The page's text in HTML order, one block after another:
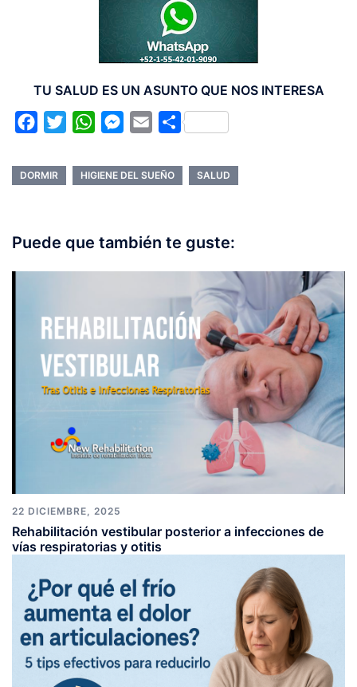
TU SALUD ES UN ASUNTO QUE NOS INTERESA
FacebookTwitterWhatsAppMessenger
EmailCompartir
DORMIR HIGIENE DEL SUEÑO SALUD
Puede que también te guste:
22 DICIEMBRE, 2025
Rehabilitación vestibular posterior a infecciones de
vías respiratorias y otitis